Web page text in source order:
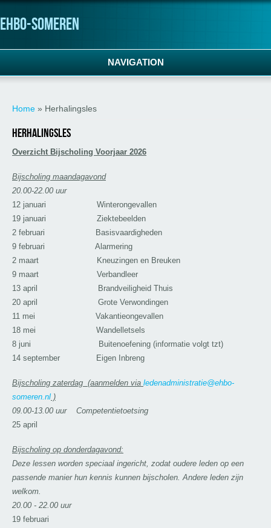
ehbo-someren
NAVIGATION
Home » Herhalingsles
Herhalingsles
Overzicht Bijscholing Voorjaar 2026
Bijscholing maandagavond
20.00-22.00 uur
12 januari Winterongevallen
19 januari Ziektebeelden
2 februari Basisvaardigheden
9 februari Alarmering
2 maart Kneuzingen en Breuken
9 maart Verbandleer
13 april Brandveiligheid Thuis
20 april Grote Verwondingen
11 mei Vakantieongevallen
18 mei Wandelletsels
8 juni Buitenoefening (informatie volgt tzt)
14 september Eigen Inbreng
Bijscholing zaterdag (aanmelden via ledenadministratie@ehbo-
someren.nl )
09.00-13.00 uur
Competentietoetsing
25 april
Bijscholing op donderdagavond:
Deze lessen worden speciaal ingericht, zodat oudere leden op een
passende manier hun kennis kunnen bijscholen. Andere leden zijn
welkom.
20.00 - 22.00 uur
19 februari